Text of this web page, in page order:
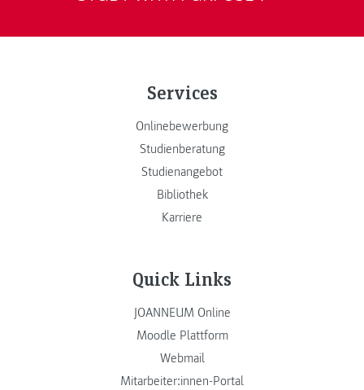
Services
Onlinebewerbung
Studienberatung
Studienangebot
Bibliothek
Karriere
Quick Links
JOANNEUM Online
Moodle Plattform
Webmail
Mitarbeiter:innen-Portal